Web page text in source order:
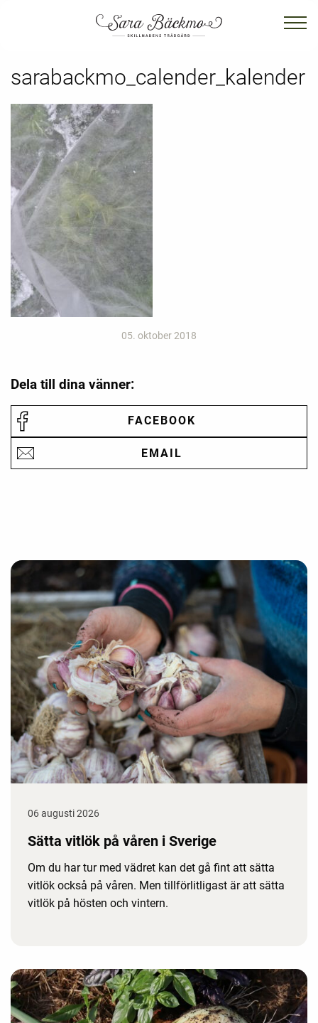
sarabackmo_calender_kalender
05. oktober 2018
Dela till dina vänner:
FACEBOOK
EMAIL
06 augusti 2026
Sätta vitlök på våren i Sverige
Om du har tur med vädret kan det gå fint att sätta
vitlök också på våren. Men tillförlitligast är att sätta
vitlök på hösten och vintern.